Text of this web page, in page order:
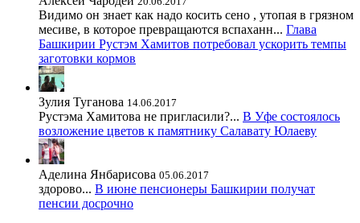
Видимо он знает как надо косить сено , утопая в грязном
месиве, в которое превращаются вспаханн... Глава
Башкирии Рустэм Хамитов потребовал ускорить темпы
заготовки кормов
Зулия Туганова 14.06.2017
Рустэма Хамитова не пригласили?... В Уфе состоялось
возложение цветов к памятнику Салавату Юлаеву
Аделина Янбарисова 05.06.2017
здорово... В июне пенсионеры Башкирии получат
пенсии досрочно